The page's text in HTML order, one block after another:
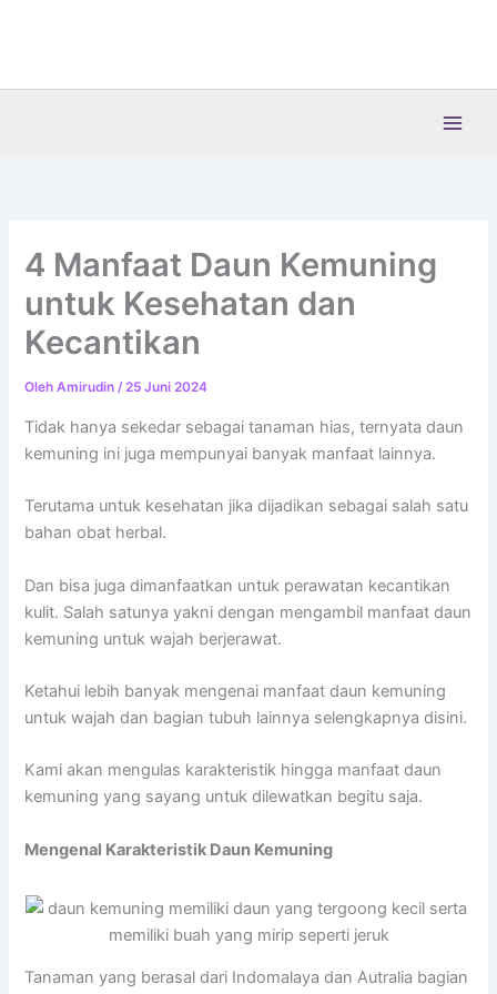
4 Manfaat Daun Kemuning
untuk Kesehatan dan
Kecantikan
OlehAmirudin/25 Juni 2024
Tidak hanya sekedar sebagai tanaman hias, ternyata daun
kemuning ini juga mempunyai banyak manfaat lainnya.
Terutama untuk kesehatan jika dijadikan sebagai salah satu
bahan obat herbal.
Dan bisa juga dimanfaatkan untuk perawatan kecantikan
kulit. Salah satunya yakni dengan mengambil manfaat daun
kemuning untuk wajah berjerawat.
Ketahui lebih banyak mengenai manfaat daun kemuning
untuk wajah dan bagian tubuh lainnya selengkapnya disini.
Kami akan mengulas karakteristik hingga manfaat daun
kemuning yang sayang untuk dilewatkan begitu saja.
Mengenal Karakteristik Daun Kemuning
Tanaman yang berasal dari Indomalaya dan Autralia bagian